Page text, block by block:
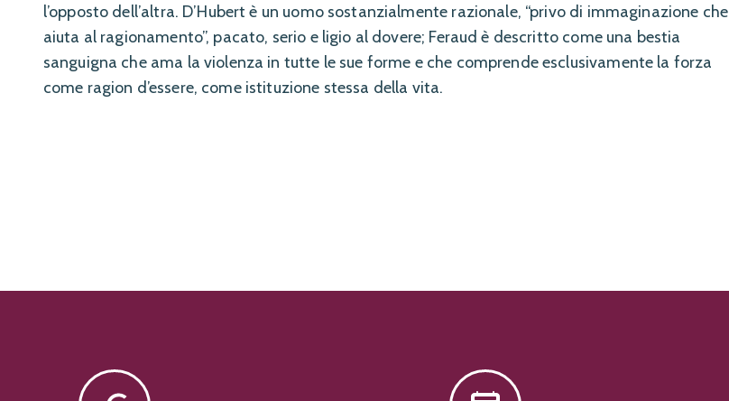
l’opposto dell’altra. D’Hubert è un uomo sostanzialmente razionale, “privo di immaginazione che
aiuta al ragionamento”, pacato, serio e ligio al dovere; Feraud è descritto come una bestia
sanguigna che ama la violenza in tutte le sue forme e che comprende esclusivamente la forza
come ragion d’essere, come istituzione stessa della vita.